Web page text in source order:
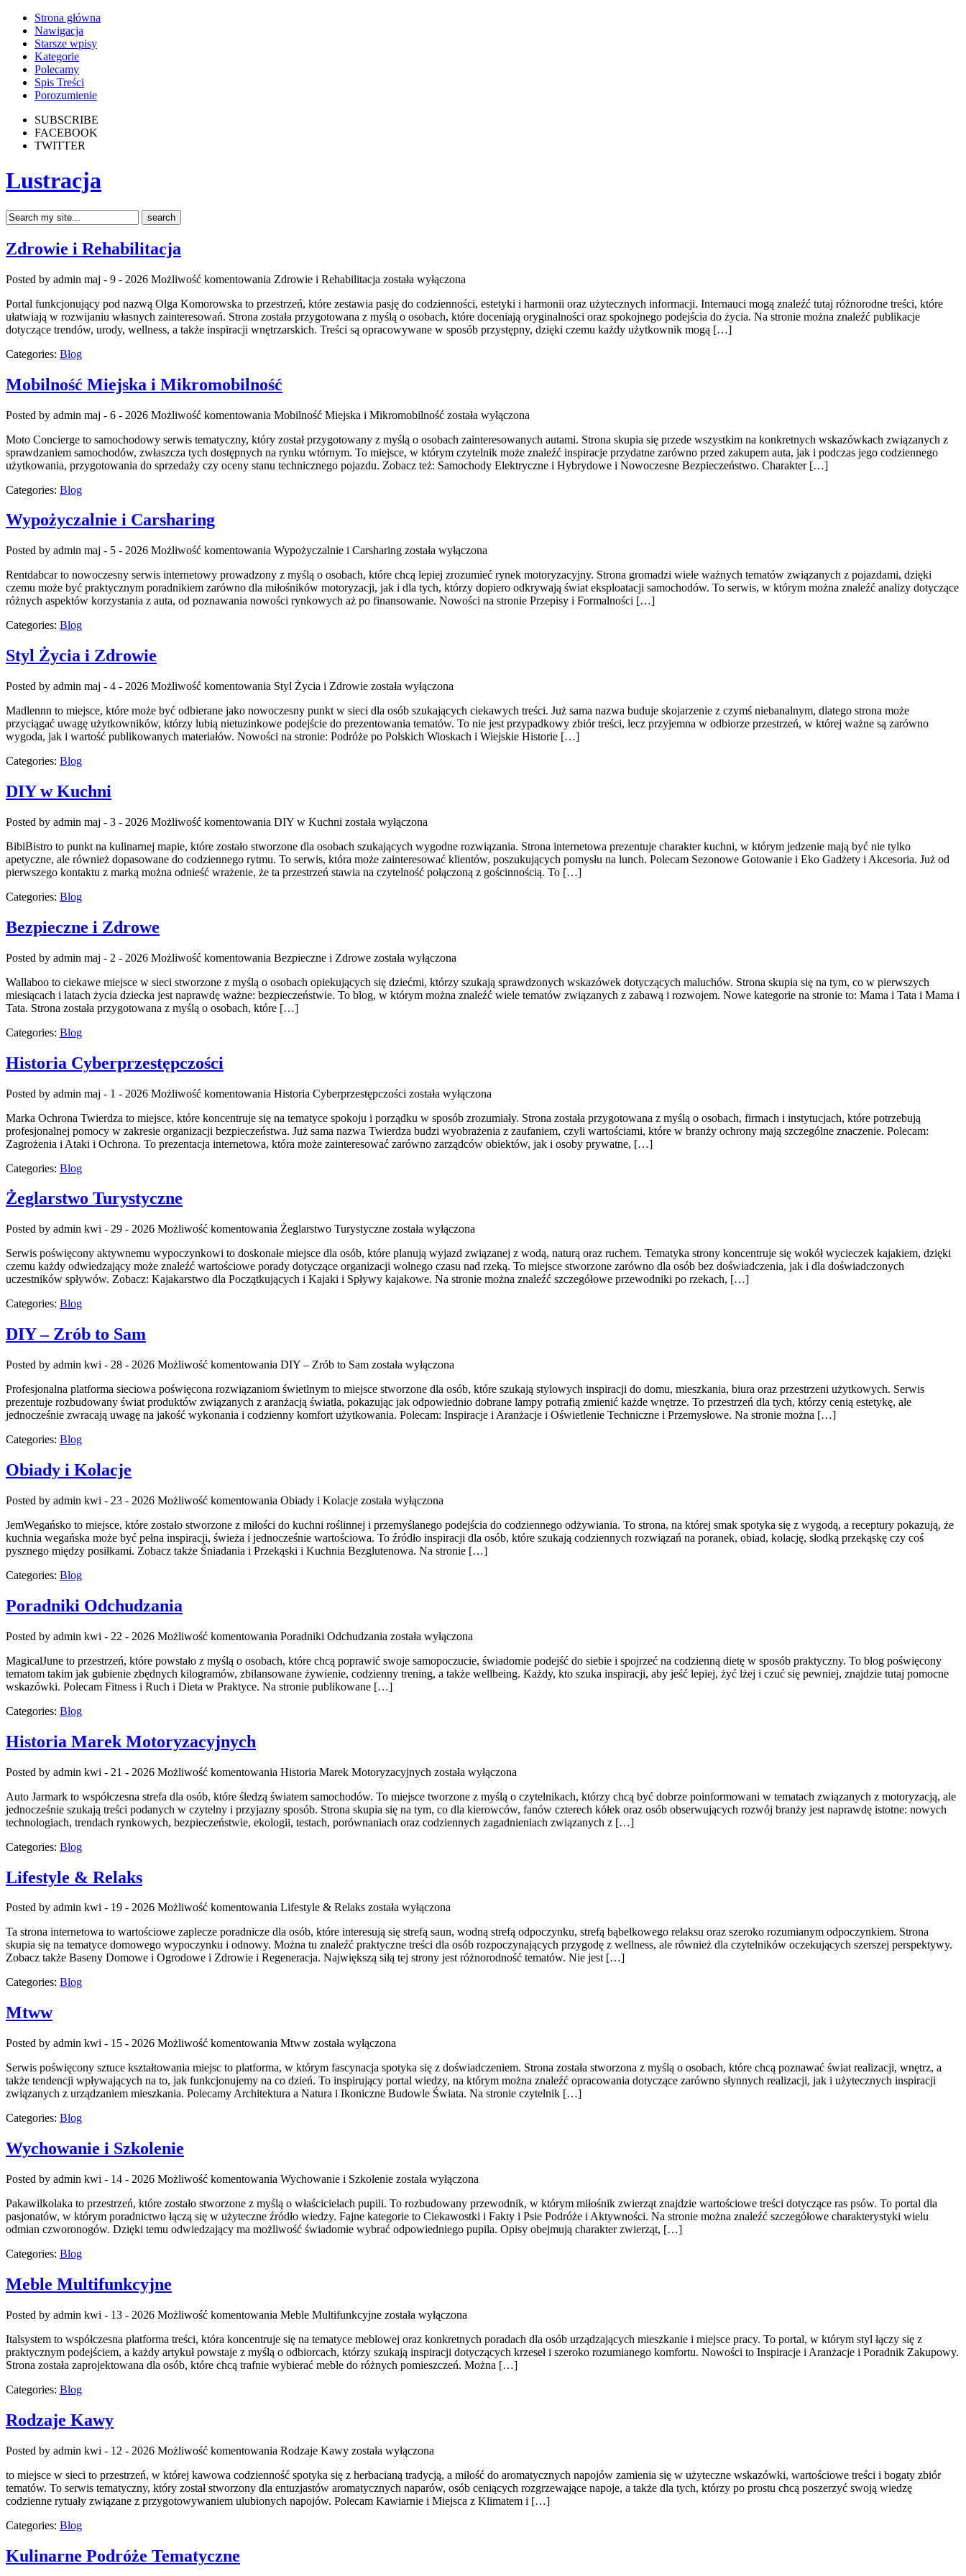
Strona główna
Nawigacja
Starsze wpisy
Kategorie
Polecamy
Spis Treści
Porozumienie
SUBSCRIBE
FACEBOOK
TWITTER
Lustracja
Zdrowie i Rehabilitacja
Posted by admin maj - 9 - 2026 Możliwość komentowania Zdrowie i Rehabilitacja została wyłączona
Portal funkcjonujący pod nazwą Olga Komorowska to przestrzeń, które zestawia pasję do codzienności, estetyki i harmonii oraz użytecznych informacji. Internauci mogą znaleźć tutaj różnorodne treści, które
ułatwiają w rozwijaniu własnych zainteresowań. Strona została przygotowana z myślą o osobach, które doceniają oryginalności oraz spokojnego podejścia do życia. Na stronie można znaleźć publikacje
dotyczące trendów, urody, wellness, a także inspiracji wnętrzarskich. Treści są opracowywane w sposób przystępny, dzięki czemu każdy użytkownik mogą […]
Categories: Blog
Mobilność Miejska i Mikromobilność
Posted by admin maj - 6 - 2026 Możliwość komentowania Mobilność Miejska i Mikromobilność została wyłączona
Moto Concierge to samochodowy serwis tematyczny, który został przygotowany z myślą o osobach zainteresowanych autami. Strona skupia się przede wszystkim na konkretnych wskazówkach związanych z
sprawdzaniem samochodów, zwłaszcza tych dostępnych na rynku wtórnym. To miejsce, w którym czytelnik może znaleźć inspiracje przydatne zarówno przed zakupem auta, jak i podczas jego codziennego
użytkowania, przygotowania do sprzedaży czy oceny stanu technicznego pojazdu. Zobacz też: Samochody Elektryczne i Hybrydowe i Nowoczesne Bezpieczeństwo. Charakter […]
Categories: Blog
Wypożyczalnie i Carsharing
Posted by admin maj - 5 - 2026 Możliwość komentowania Wypożyczalnie i Carsharing została wyłączona
Rentdabcar to nowoczesny serwis internetowy prowadzony z myślą o osobach, które chcą lepiej zrozumieć rynek motoryzacyjny. Strona gromadzi wiele ważnych tematów związanych z pojazdami, dzięki
czemu może być praktycznym poradnikiem zarówno dla miłośników motoryzacji, jak i dla tych, którzy dopiero odkrywają świat eksploatacji samochodów. To serwis, w którym można znaleźć analizy dotyczące
różnych aspektów korzystania z auta, od poznawania nowości rynkowych aż po finansowanie. Nowości na stronie Przepisy i Formalności […]
Categories: Blog
Styl Życia i Zdrowie
Posted by admin maj - 4 - 2026 Możliwość komentowania Styl Życia i Zdrowie została wyłączona
Madlennn to miejsce, które może być odbierane jako nowoczesny punkt w sieci dla osób szukających ciekawych treści. Już sama nazwa buduje skojarzenie z czymś niebanalnym, dlatego strona może
przyciągać uwagę użytkowników, którzy lubią nietuzinkowe podejście do prezentowania tematów. To nie jest przypadkowy zbiór treści, lecz przyjemna w odbiorze przestrzeń, w której ważne są zarówno
wygoda, jak i wartość publikowanych materiałów. Nowości na stronie: Podróże po Polskich Wioskach i Wiejskie Historie […]
Categories: Blog
DIY w Kuchni
Posted by admin maj - 3 - 2026 Możliwość komentowania DIY w Kuchni została wyłączona
BibiBistro to punkt na kulinarnej mapie, które zostało stworzone dla osobach szukających wygodne rozwiązania. Strona internetowa prezentuje charakter kuchni, w którym jedzenie mają być nie tylko
apetyczne, ale również dopasowane do codziennego rytmu. To serwis, która może zainteresować klientów, poszukujących pomysłu na lunch. Polecam Sezonowe Gotowanie i Eko Gadżety i Akcesoria. Już od
pierwszego kontaktu z marką można odnieść wrażenie, że ta przestrzeń stawia na czytelność połączoną z gościnnością. To […]
Categories: Blog
Bezpieczne i Zdrowe
Posted by admin maj - 2 - 2026 Możliwość komentowania Bezpieczne i Zdrowe została wyłączona
Wallaboo to ciekawe miejsce w sieci stworzone z myślą o osobach opiekujących się dziećmi, którzy szukają sprawdzonych wskazówek dotyczących maluchów. Strona skupia się na tym, co w pierwszych
miesiącach i latach życia dziecka jest naprawdę ważne: bezpieczeństwie. To blog, w którym można znaleźć wiele tematów związanych z zabawą i rozwojem. Nowe kategorie na stronie to: Mama i Tata i Mama i
Tata. Strona została przygotowana z myślą o osobach, które […]
Categories: Blog
Historia Cyberprzestępczości
Posted by admin maj - 1 - 2026 Możliwość komentowania Historia Cyberprzestępczości została wyłączona
Marka Ochrona Twierdza to miejsce, które koncentruje się na tematyce spokoju i porządku w sposób zrozumiały. Strona została przygotowana z myślą o osobach, firmach i instytucjach, które potrzebują
profesjonalnej pomocy w zakresie organizacji bezpieczeństwa. Już sama nazwa Twierdza budzi wyobrażenia z zaufaniem, czyli wartościami, które w branży ochrony mają szczególne znaczenie. Polecam:
Zagrożenia i Ataki i Ochrona. To prezentacja internetowa, która może zainteresować zarówno zarządców obiektów, jak i osoby prywatne, […]
Categories: Blog
Żeglarstwo Turystyczne
Posted by admin kwi - 29 - 2026 Możliwość komentowania Żeglarstwo Turystyczne została wyłączona
Serwis poświęcony aktywnemu wypoczynkowi to doskonałe miejsce dla osób, które planują wyjazd związanej z wodą, naturą oraz ruchem. Tematyka strony koncentruje się wokół wycieczek kajakiem, dzięki
czemu każdy odwiedzający może znaleźć wartościowe porady dotyczące organizacji wolnego czasu nad rzeką. To miejsce stworzone zarówno dla osób bez doświadczenia, jak i dla doświadczonych
uczestników spływów. Zobacz: Kajakarstwo dla Początkujących i Kajaki i Spływy kajakowe. Na stronie można znaleźć szczegółowe przewodniki po rzekach, […]
Categories: Blog
DIY – Zrób to Sam
Posted by admin kwi - 28 - 2026 Możliwość komentowania DIY – Zrób to Sam została wyłączona
Profesjonalna platforma sieciowa poświęcona rozwiązaniom świetlnym to miejsce stworzone dla osób, które szukają stylowych inspiracji do domu, mieszkania, biura oraz przestrzeni użytkowych. Serwis
prezentuje rozbudowany świat produktów związanych z aranżacją światła, pokazując jak odpowiednio dobrane lampy potrafią zmienić każde wnętrze. To przestrzeń dla tych, którzy cenią estetykę, ale
jednocześnie zwracają uwagę na jakość wykonania i codzienny komfort użytkowania. Polecam: Inspiracje i Aranżacje i Oświetlenie Techniczne i Przemysłowe. Na stronie można […]
Categories: Blog
Obiady i Kolacje
Posted by admin kwi - 23 - 2026 Możliwość komentowania Obiady i Kolacje została wyłączona
JemWegańsko to miejsce, które zostało stworzone z miłości do kuchni roślinnej i przemyślanego podejścia do codziennego odżywiania. To strona, na której smak spotyka się z wygodą, a receptury pokazują, że
kuchnia wegańska może być pełna inspiracji, świeża i jednocześnie wartościowa. To źródło inspiracji dla osób, które szukają codziennych rozwiązań na poranek, obiad, kolację, słodką przekąskę czy coś
pysznego między posiłkami. Zobacz także Śniadania i Przekąski i Kuchnia Bezglutenowa. Na stronie […]
Categories: Blog
Poradniki Odchudzania
Posted by admin kwi - 22 - 2026 Możliwość komentowania Poradniki Odchudzania została wyłączona
MagicalJune to przestrzeń, które powstało z myślą o osobach, które chcą poprawić swoje samopoczucie, świadomie podejść do siebie i spojrzeć na codzienną dietę w sposób praktyczny. To blog poświęcony
tematom takim jak gubienie zbędnych kilogramów, zbilansowane żywienie, codzienny trening, a także wellbeing. Każdy, kto szuka inspiracji, aby jeść lepiej, żyć lżej i czuć się pewniej, znajdzie tutaj pomocne
wskazówki. Polecam Fitness i Ruch i Dieta w Praktyce. Na stronie publikowane […]
Categories: Blog
Historia Marek Motoryzacyjnych
Posted by admin kwi - 21 - 2026 Możliwość komentowania Historia Marek Motoryzacyjnych została wyłączona
Auto Jarmark to współczesna strefa dla osób, które śledzą światem samochodów. To miejsce tworzone z myślą o czytelnikach, którzy chcą być dobrze poinformowani w tematach związanych z motoryzacją, ale
jednocześnie szukają treści podanych w czytelny i przyjazny sposób. Strona skupia się na tym, co dla kierowców, fanów czterech kółek oraz osób obserwujących rozwój branży jest naprawdę istotne: nowych
technologiach, trendach rynkowych, bezpieczeństwie, ekologii, testach, porównaniach oraz codziennych zagadnieniach związanych z […]
Categories: Blog
Lifestyle & Relaks
Posted by admin kwi - 19 - 2026 Możliwość komentowania Lifestyle & Relaks została wyłączona
Ta strona internetowa to wartościowe zaplecze poradnicze dla osób, które interesują się strefą saun, wodną strefą odpoczynku, strefą bąbelkowego relaksu oraz szeroko rozumianym odpoczynkiem. Strona
skupia się na tematyce domowego wypoczynku i odnowy. Można tu znaleźć praktyczne treści dla osób rozpoczynających przygodę z wellness, ale również dla czytelników oczekujących szerszej perspektywy.
Zobacz także Baseny Domowe i Ogrodowe i Zdrowie i Regeneracja. Największą siłą tej strony jest różnorodność tematów. Nie jest […]
Categories: Blog
Mtww
Posted by admin kwi - 15 - 2026 Możliwość komentowania Mtww została wyłączona
Serwis poświęcony sztuce kształtowania miejsc to platforma, w którym fascynacja spotyka się z doświadczeniem. Strona została stworzona z myślą o osobach, które chcą poznawać świat realizacji, wnętrz, a
także tendencji wpływających na to, jak funkcjonujemy na co dzień. To inspirujący portal wiedzy, na którym można znaleźć opracowania dotyczące zarówno słynnych realizacji, jak i użytecznych inspiracji
związanych z urządzaniem mieszkania. Polecamy Architektura a Natura i Ikoniczne Budowle Świata. Na stronie czytelnik […]
Categories: Blog
Wychowanie i Szkolenie
Posted by admin kwi - 14 - 2026 Możliwość komentowania Wychowanie i Szkolenie została wyłączona
Pakawilkolaka to przestrzeń, które zostało stworzone z myślą o właścicielach pupili. To rozbudowany przewodnik, w którym miłośnik zwierząt znajdzie wartościowe treści dotyczące ras psów. To portal dla
pasjonatów, w którym poradnictwo łączą się w użyteczne źródło wiedzy. Fajne kategorie to Ciekawostki i Fakty i Psie Podróże i Aktywności. Na stronie można znaleźć szczegółowe charakterystyki wielu
odmian czworonogów. Dzięki temu odwiedzający ma możliwość świadomie wybrać odpowiedniego pupila. Opisy obejmują charakter zwierząt, […]
Categories: Blog
Meble Multifunkcyjne
Posted by admin kwi - 13 - 2026 Możliwość komentowania Meble Multifunkcyjne została wyłączona
Italsystem to współczesna platforma treści, która koncentruje się na tematyce meblowej oraz konkretnych poradach dla osób urządzających mieszkanie i miejsce pracy. To portal, w którym styl łączy się z
praktycznym podejściem, a każdy artykuł powstaje z myślą o odbiorcach, którzy szukają inspiracji dotyczących krzeseł i szeroko rozumianego komfortu. Nowości to Inspiracje i Aranżacje i Poradnik Zakupowy.
Strona została zaprojektowana dla osób, które chcą trafnie wybierać meble do różnych pomieszczeń. Można […]
Categories: Blog
Rodzaje Kawy
Posted by admin kwi - 12 - 2026 Możliwość komentowania Rodzaje Kawy została wyłączona
to miejsce w sieci to przestrzeń, w której kawowa codzienność spotyka się z herbacianą tradycją, a miłość do aromatycznych napojów zamienia się w użyteczne wskazówki, wartościowe treści i bogaty zbiór
tematów. To serwis tematyczny, który został stworzony dla entuzjastów aromatycznych naparów, osób ceniących rozgrzewające napoje, a także dla tych, którzy po prostu chcą poszerzyć swoją wiedzę
codzienne rytuały związane z przygotowywaniem ulubionych napojów. Polecam Kawiarnie i Miejsca z Klimatem i […]
Categories: Blog
Kulinarne Podróże Tematyczne